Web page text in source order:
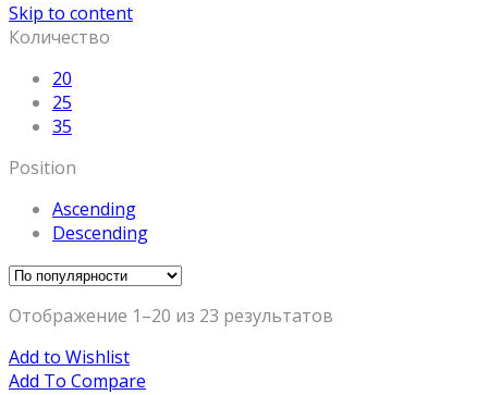
Skip to content
Количество
20
25
35
Position
Ascending
Descending
Отображение 1–20 из 23 результатов
Add to Wishlist
Add To Compare